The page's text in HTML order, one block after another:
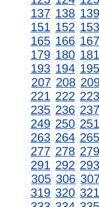
137 138 139
151 152 153
165 166 167
179 180 181
193 194 195
207 208
221 222 223
235 236 237
249 250 251
263 264 265
277 278 279
291 292 293
305 306
319 320 321